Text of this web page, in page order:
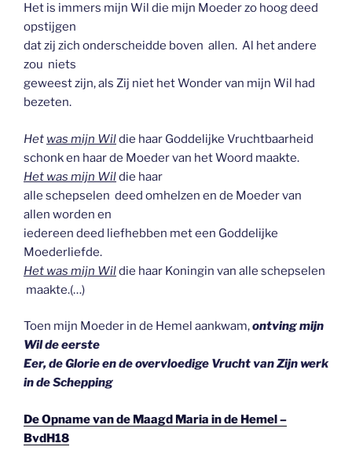
Het is immers mijn Wil die mijn Moeder zo hoog deed
opstijgen
dat zij zich onderscheidde boven allen. Al het andere
zou niets
geweest zijn, als Zij niet het Wonder van mijn Wil had
bezeten.
Het was mijn Wildie haar Goddelijke Vruchtbaarheid
schonk en haar de Moeder van het Woord maakte.
Het was mijn Wildie haar
alle schepselen deed omhelzen en de Moeder van
allen worden en
iedereen deed liefhebben met een Goddelijke
Moederliefde.
Het was mijn Wildie haar Koningin van alle schepselen
maakte.(…)
Toen mijn Moeder in de Hemel aankwam,ontving mijn
Wil de eerste
Eer, de Glorie en de overvloedige Vrucht van Zijn werk
in de Schepping
De Opname van de Maagd Maria in de Hemel –
BvdH18